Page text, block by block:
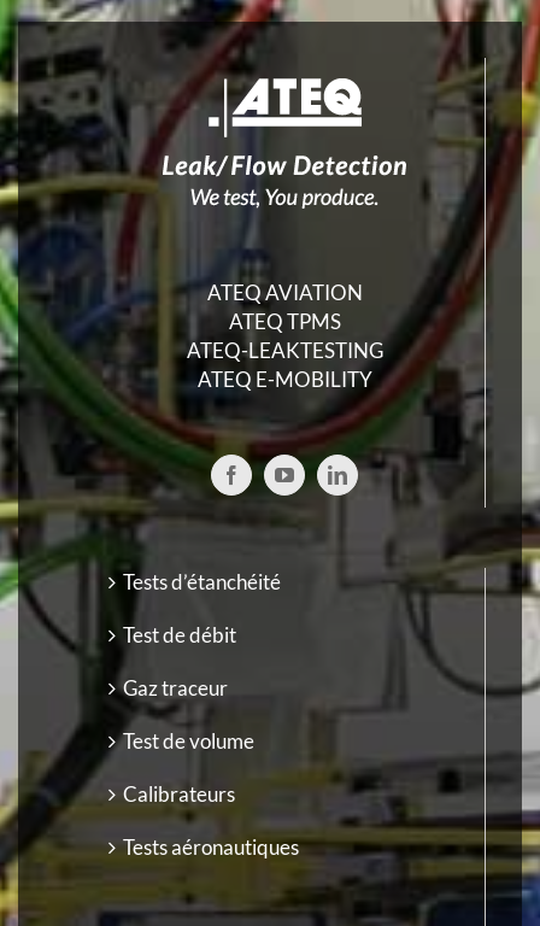
ATEQ AVIATION
ATEQ TPMS
ATEQ-LEAKTESTING
ATEQ E-MOBILITY
Tests d’étanchéité
Test de débit
Gaz traceur
Test de volume
Calibrateurs
Tests aéronautiques